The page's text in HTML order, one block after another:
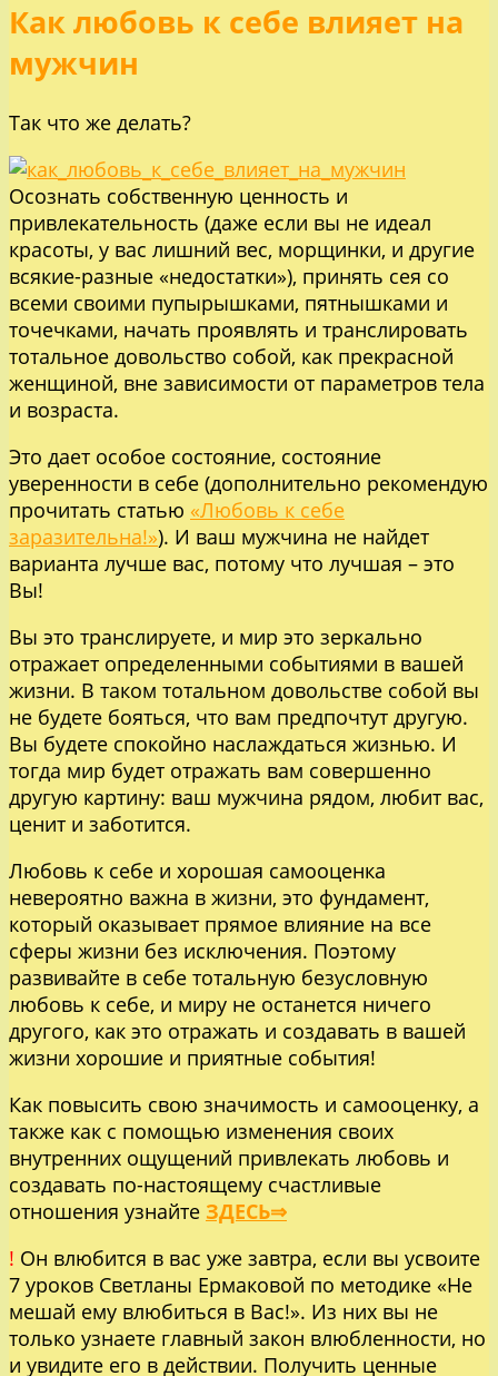
Как любовь к себе влияет на
мужчин
Так что же делать?
Осознать собственную ценность и
привлекательность (даже если вы не идеал
красоты, у вас лишний вес, морщинки, и другие
всякие-разные «недостатки»), принять сея со
всеми своими пупырышками, пятнышками и
точечками, начать проявлять и транслировать
тотальное довольство собой, как прекрасной
женщиной, вне зависимости от параметров тела
и возраста.
Это дает особое состояние, состояние
уверенности в себе (дополнительно рекомендую
прочитать статью «Любовь к себе
заразительна!»). И ваш мужчина не найдет
варианта лучше вас, потому что лучшая – это
Вы!
Вы это транслируете, и мир это зеркально
отражает определенными событиями в вашей
жизни. В таком тотальном довольстве собой вы
не будете бояться, что вам предпочтут другую.
Вы будете спокойно наслаждаться жизнью. И
тогда мир будет отражать вам совершенно
другую картину: ваш мужчина рядом, любит вас,
ценит и заботится.
Любовь к себе и хорошая самооценка
невероятно важна в жизни, это фундамент,
который оказывает прямое влияние на все
сферы жизни без исключения. Поэтому
развивайте в себе тотальную безусловную
любовь к себе, и миру не останется ничего
другого, как это отражать и создавать в вашей
жизни хорошие и приятные события!
Как повысить свою значимость и самооценку, а
также как с помощью изменения своих
внутренних ощущений привлекать любовь и
создавать по-настоящему счастливые
отношения узнайте ЗДЕСЬ⇒
! Он влюбится в вас уже завтра, если вы усвоите
7 уроков Светланы Ермаковой по методике «Не
мешай ему влюбиться в Вас!». Из них вы не
только узнаете главный закон влюбленности, но
и увидите его в действии. Получить ценные